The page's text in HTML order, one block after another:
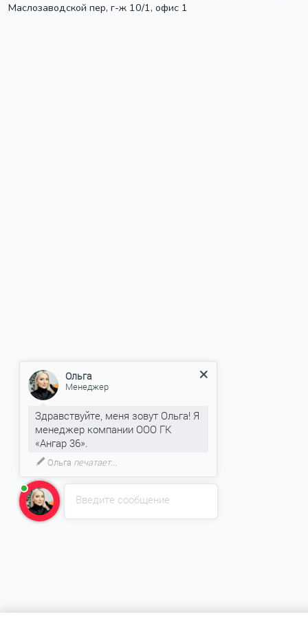
Маслозаводской пер, г-ж 10/1, офис 1
Введите сообщение
Ольга
Менеджер
Здравствуйте, меня зовут Ольга! Я
менеджер компании ООО ГК
«Ангар 36».
Ольга печатает...